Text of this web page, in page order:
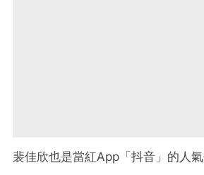
裴佳欣也是當紅App「抖音」的人